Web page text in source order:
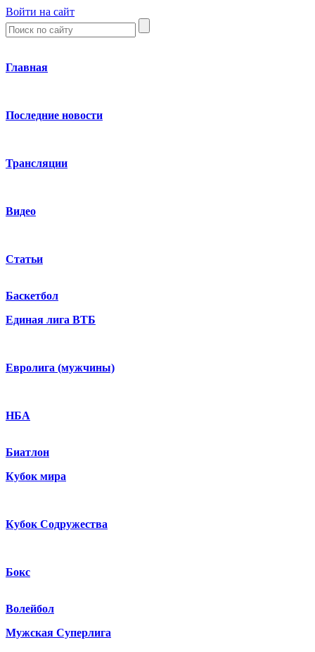
Войти на сайт
Главная
Последние новости
Трансляции
Видео
Статьи
Баскетбол
Единая лига ВТБ
Евролига (мужчины)
НБА
Биатлон
Кубок мира
Кубок Содружества
Бокс
Волейбол
Мужская Суперлига